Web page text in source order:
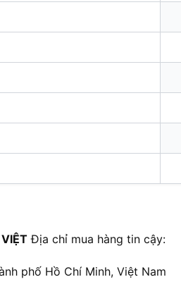
Địa chỉ mua hàng tin cậy:
phố Hồ Chí Minh, Việt Nam